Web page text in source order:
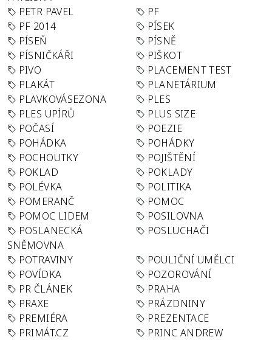
PETR PAVEL
PF
PF 2014
PÍSEK
PÍSEŇ
PÍSNĚ
PÍSNIČKÁŘI
PIŠKOT
PIVO
PLACEMENT TEST
PLAKÁT
PLANETÁRIUM
PLAVKOVÁSEZONA
PLES
PLES UPÍRŮ
PLUS SIZE
POČASÍ
POEZIE
POHÁDKA
POHÁDKY
POCHOUTKY
POJIŠTĚNÍ
POKLAD
POKLADY
POLÉVKA
POLITIKA
POMERANČ
POMOC
POMOC LIDEM
POSILOVNA
POSLANECKÁ
SNĚMOVNA
POSLUCHAČI
POTRAVINY
POULIČNÍ UMĚLCI
POVÍDKA
POZOROVÁNÍ
PR ČLÁNEK
PRAHA
PRAXE
PRÁZDNINY
PREMIÉRA
PREZENTACE
PRIMÁT.CZ
PRINC ANDREW